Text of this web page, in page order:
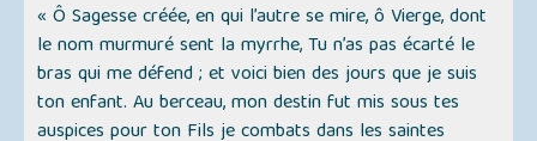
« Ô Sagesse créée, en qui l’autre se mire, ô Vierge, dont
le nom murmuré sent la myrrhe, Tu n’as pas écarté le
bras qui me défend ; et voici bien des jours que je suis
ton enfant. Au berceau, mon destin fut mis sous tes
auspices pour ton Fils je combats dans les saintes